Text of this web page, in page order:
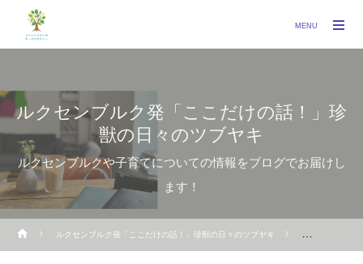
ルクセンブルク発「ここだけの話！」珍
獣の日々のツブヤキ
ルクセンブルクや子育てについての情報をブログでお届けし
ます！
ルクセンブルク発「ここだけの話！」珍獣の日々のツブヤキ
MENU